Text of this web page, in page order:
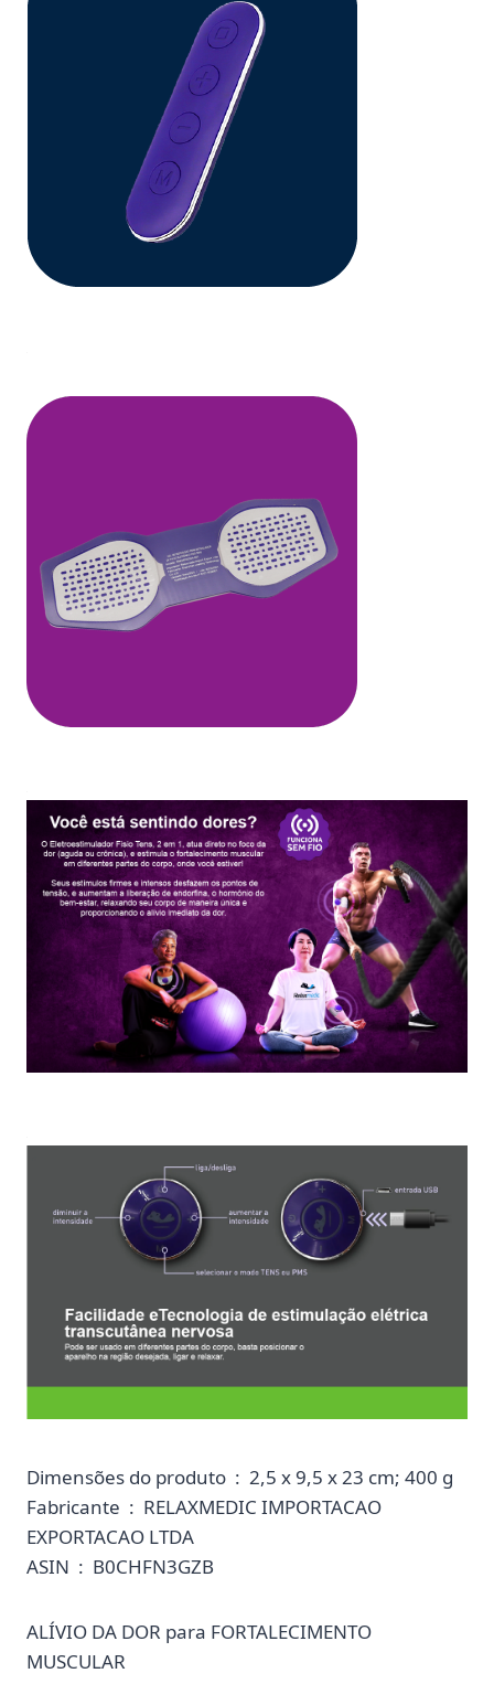
Dimensões do produto ‏ : ‎ 2,5 x 9,5 x 23 cm; 400 g
Fabricante ‏ : ‎ RELAXMEDIC IMPORTACAO
EXPORTACAO LTDA
ASIN ‏ : ‎ B0CHFN3GZB
ALÍVIO DA DOR para FORTALECIMENTO
MUSCULAR